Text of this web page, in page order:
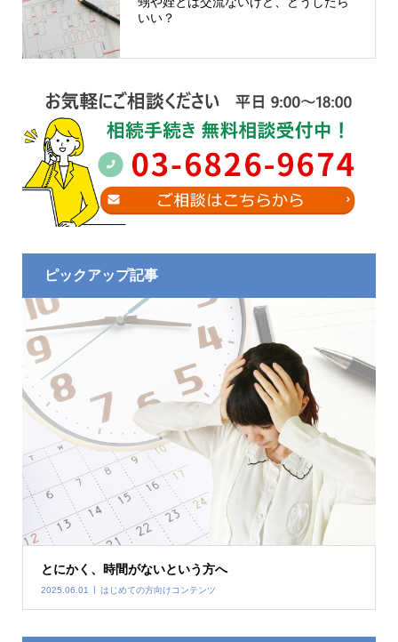
いい？
ピックアップ記事
とにかく、時間がないという方へ
2025.06.01 はじめての方向けコンテンツ